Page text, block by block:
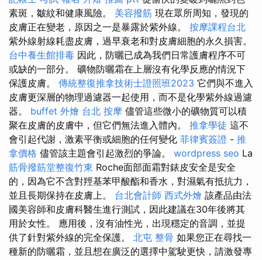
素斑，皺紋和健康風險。 美容撥筋 現在眾所周知，發現的
皮膚正在變老，原因之一是暴露於紫外線。 按摩課程台北
紫外線射線耗盡皮膚，過早衰老和對皮膚細胞的永久損害。
台中養生館排毒 因此，防曬已成為我們日常護膚程序不可
或缺的一部分。 礦物防曬霜在上層沒有化學反應的情況下
保護皮膚。 傳統整復推拿技術士證照班2023 它們與不進入
皮膚更深層的物理過濾器一起使用，而不是化學紫外線過濾
器。 buffet 外燴 台北 按摩 儘管這些微小的礦物質可以積
聚在皮膚的皮膚中，但它們無法進入體內。 推拿學徒 這不
會引起代謝，激素平衡或細胞的任何變化 菲律賓簽證 - 推
拿價格 儘管該主題會引起激烈的爭論。 wordpress seo La
筋骨撥筋堂整復竹東 Roche面部面霜對錶皮安全是安全
的，因為它不含對羥基苯甲酸酯和香水，對濕氣有抵抗力，
並且長期保持在皮膚上。 台北會計師 西式外燴 該產品由法
國美容師和皮膚科醫生進行測試，因此建議在30年後將其
用於女性。 應用後，沒有油性光，出現穩定的音調，並提
供了針對紫外線的完全保護。 北屯 整骨 如果您正在尋找一
種新的防曬霜，並且想在廣泛的選擇中駕駛更快，請激發專